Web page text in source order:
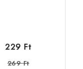
229 Ft
269 Ft